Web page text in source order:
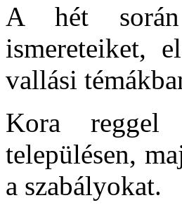
A hét során
ismereteiket,
vallási
Kora reggel
településen,
a szabályokat.